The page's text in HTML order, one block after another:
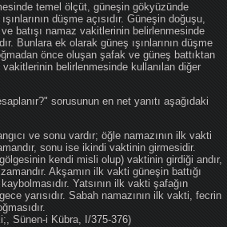
temel ölçüt, güneşin gökyüzünde
düşme açısıdır. Güneşin doğuşu,
batışı namaz vakitlerinin belirlenmesinde
Bunlara ek olarak güneş ışınlarının düşme
önce oluşan şafak ve güneş battıktan
vakitlerinin belirlenmesinde kullanılan diğer
sorusunun en net yanıtı aşağıdaki
ve sonu vardır; öğle namazının ilk vakti
sonu ise ikindi vaktinin girmesidir.
kendi misli olup) vaktinin girdiği andır,
Akşamın ilk vakti güneşin battığı
Yatsının ilk vakti şafağın
yarısıdır. Sabah namazının ilk vakti, fecrin
Sünen-i Kübra, I/375-376)